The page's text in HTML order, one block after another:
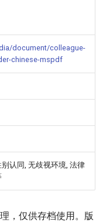
document/colleague-
chinese-mspdf
认同, 无歧视环境, 法律
，仅供存档使用。版